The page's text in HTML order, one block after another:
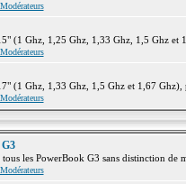
(1 Ghz, 1,25 Ghz, 1,33 Ghz, 1,5 Ghz et
(1 Ghz, 1,33 Ghz, 1,5 Ghz et 1,67 Ghz),
les PowerBook G3 sans distinction de